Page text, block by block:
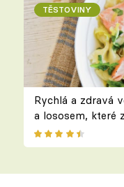
TĚSTOVINY
Rychlá a zdravá
a lososem, které